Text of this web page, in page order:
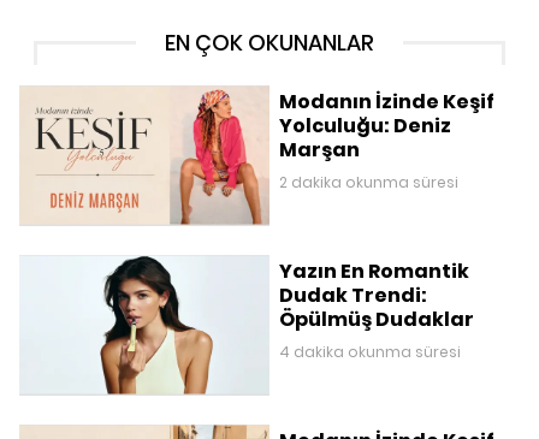
EN ÇOK OKUNANLAR
Modanın İzinde Keşif
Yolculuğu: Deniz
Marşan
2 dakika okunma süresi
Yazın En Romantik
Dudak Trendi:
Öpülmüş Dudaklar
4 dakika okunma süresi